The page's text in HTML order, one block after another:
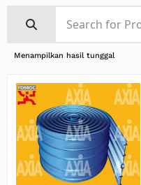
Menampilkan hasil tunggal